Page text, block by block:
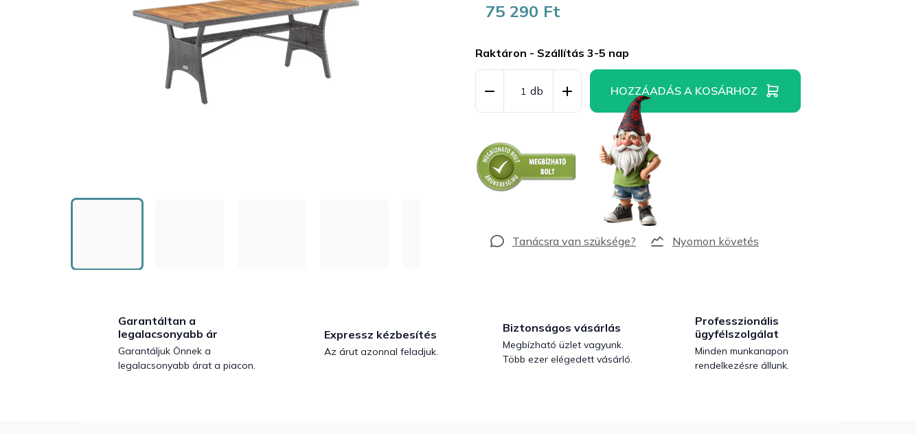
75 290 Ft
Raktáron - Szállítás 3-5 nap
HOZZÁADÁS A KOSÁRHOZ
Nyomon követés
Garantáltan a
legalacsonyabb ár
Garantáljuk Önnek a
legalacsonyabb árat a piacon.
Expressz kézbesítés
Az árut azonnal feladjuk.
Biztonságos vásárlás
Megbízható üzlet vagyunk.
Több ezer elégedett vásárló.
Professzionális
ügyfélszolgálat
Minden munkanapon
rendelkezésre állunk.